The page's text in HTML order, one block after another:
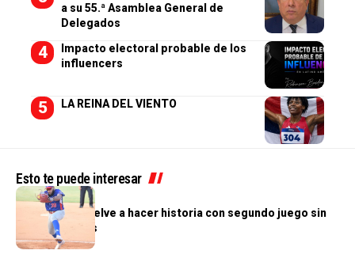
a su 55.ª Asamblea General de
Delegados
Impacto electoral probable de los
influencers
LA REINA DEL VIENTO
Esto te puede interesar
DEPORTES
Jonni Suriel vuelve a hacer historia con segundo juego sin
hits ni carreras